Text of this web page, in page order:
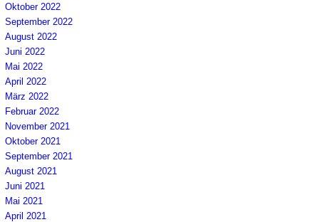
Oktober 2022
September 2022
August 2022
Juni 2022
Mai 2022
April 2022
März 2022
Februar 2022
November 2021
Oktober 2021
September 2021
August 2021
Juni 2021
Mai 2021
April 2021